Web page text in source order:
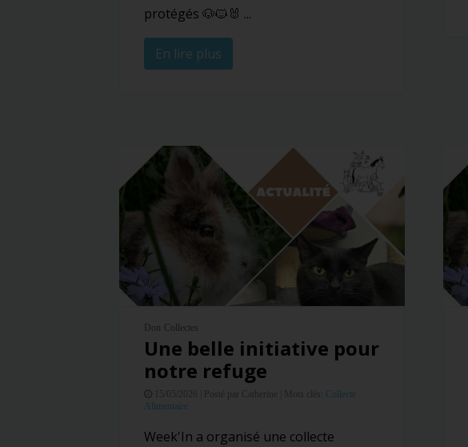
protégés 🐶🐱🐰 ...
En lire plus
Don Collectes
Une belle initiative pour
notre refuge
Posté par Catherine |
Collecte
Alimentaire
Week'In a organisé une collecte